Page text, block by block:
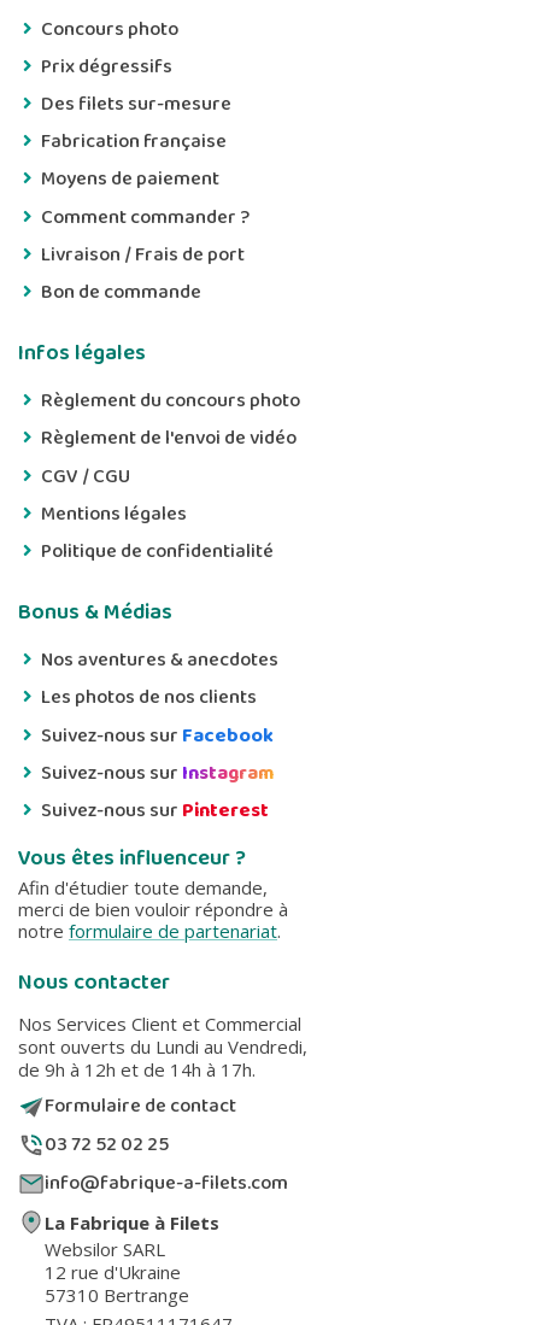
Concours photo
Prix dégressifs
Des filets sur-mesure
Fabrication française
Moyens de paiement
Comment commander ?
Livraison / Frais de port
Bon de commande
Infos légales
Règlement du concours photo
Règlement de l'envoi de vidéo
CGV / CGU
Mentions légales
Politique de confidentialité
Bonus & Médias
Nos aventures & anecdotes
Les photos de nos clients
Suivez-nous surFacebook
Suivez-nous surInstagram
Suivez-nous surPinterest
Vous êtes influenceur ?
Afin d'étudier toute demande,
merci de bien vouloir répondre à
notre formulaire de partenariat.
Nous contacter
Nos Services Client et Commercial
sont ouverts du Lundi au Vendredi,
de 9h à 12h et de 14h à 17h.
Formulaire de contact
03 72 52 02 25
info@fabrique-a-filets.com
La Fabrique à Filets
Websilor SARL
12 rue d'Ukraine
57310 Bertrange